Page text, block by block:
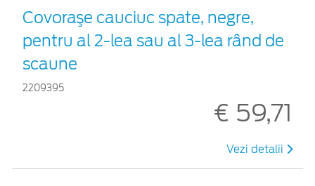
Covoraşe cauciuc spate, negre,
pentru al 2-lea sau al 3-lea rând de
scaune
2209395
€ 59,71
Vezi detalii